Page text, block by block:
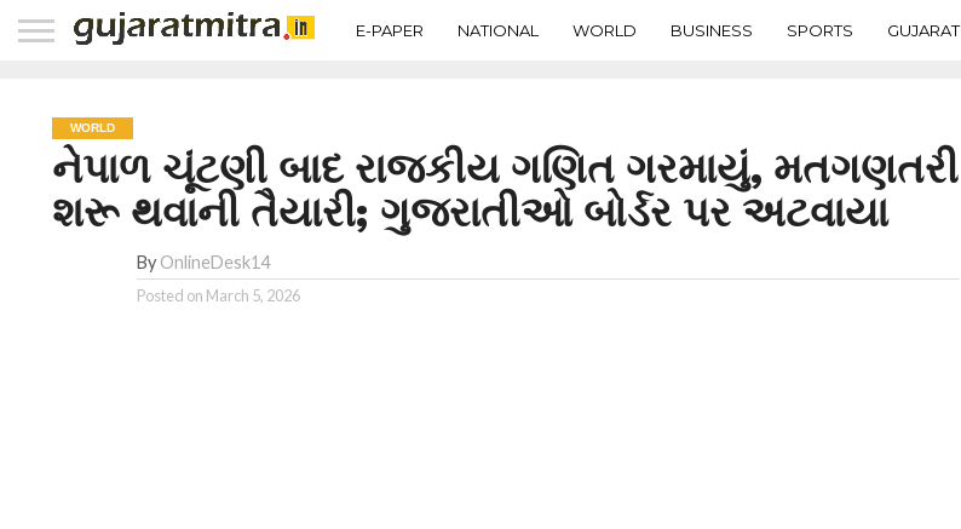
E-PAPER NATIONAL WORLD BUSINESS SPORTS GUJARAT
WORLD
નેપાળ ચૂંટણી બાદ રાજકીય ગણિત ગરમાયું, મતગણતરી
શરૂ થવાની તૈયારી; ગુજરાતીઓ બોર્ડર પર અટવાયા
By OnlineDesk14
Posted on March 5, 2026